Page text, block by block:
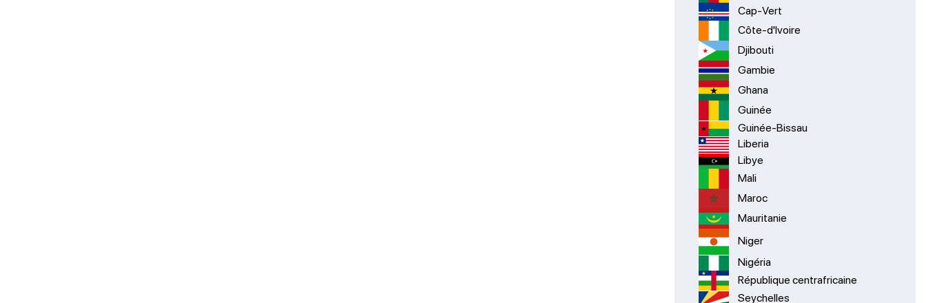
Cap-Vert
Côte-d'Ivoire
Djibouti
Gambie
Ghana
Guinée
Guinée-Bissau
Liberia
Libye
Mali
Maroc
Mauritanie
Niger
Nigéria
République centrafricaine
Seychelles